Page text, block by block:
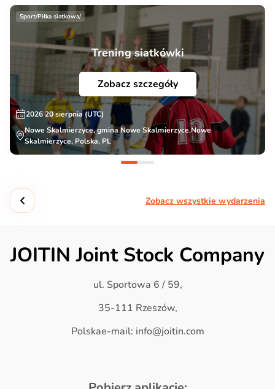
Sport/Piłka siatkowa/
Trening siatkówki
Zobacz szczegóły
2026 20 sierpnia (UTC)
Nowe Skalmierzyce, gmina Nowe Skalmierzyce,Nowe
Skalmierzyce, Polska, PL
Zobacz wszystkie wydarzenia
JOITIN Joint Stock Company
ul. Sportowa 6 / 59,
35-111 Rzeszów,
Polskae-mail: info@joitin.com